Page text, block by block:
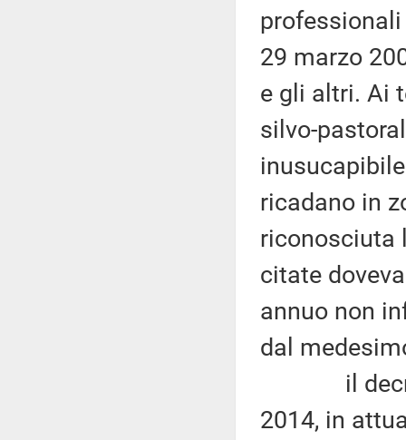
29 marzo
e gli altri. Ai
silvo-
ricadano in
riconosciuta
citate
annuo non
dal
il decreto
2014, in